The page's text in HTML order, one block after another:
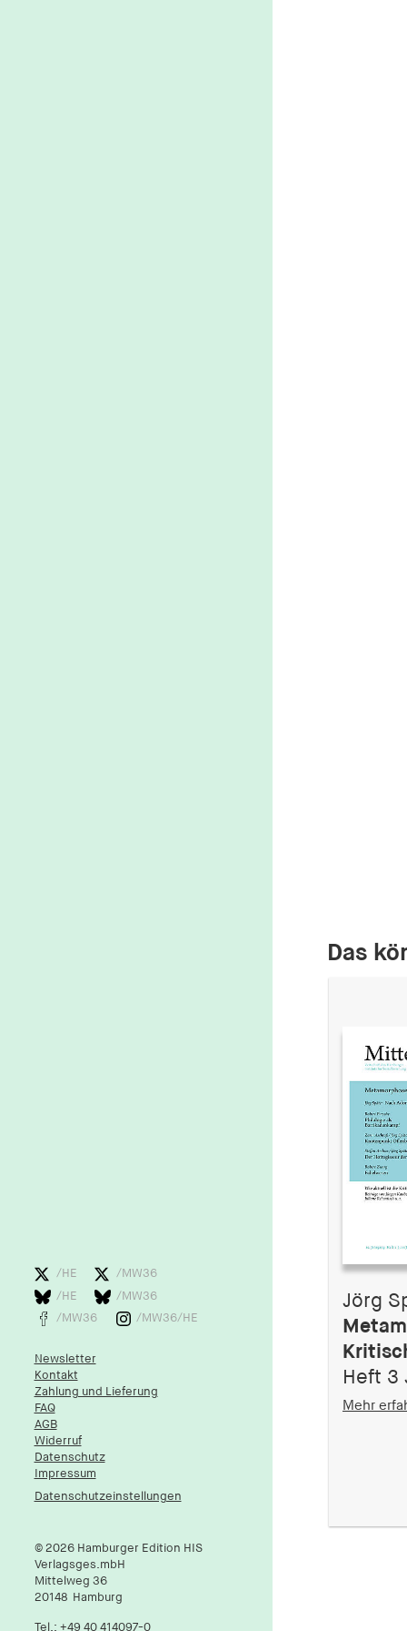
/HE
/MW36
/HE
/MW36
/MW36
/MW36/HE
Newsletter
Kontakt
Zahlung und Lieferung
FAQ
AGB
Widerruf
Datenschutz
Impressum
Datenschutzeinstellungen
© 2026 Hamburger Edition HIS
Verlagsges.mbH
Mittelweg 36
20148
Hamburg
Tel.: +49 40 414097-0
Das
Jörg
Heft 3
Mehr